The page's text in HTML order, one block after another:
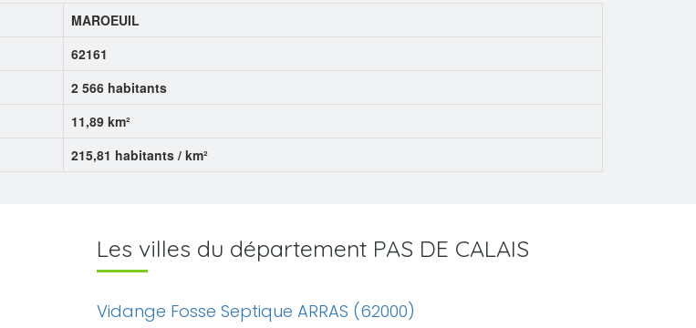
MAROEUIL
62161
2 566 habitants
11,89 km²
215,81 habitants / km²
Les villes du département PAS DE CALAIS
Vidange Fosse Septique ARRAS (62000)